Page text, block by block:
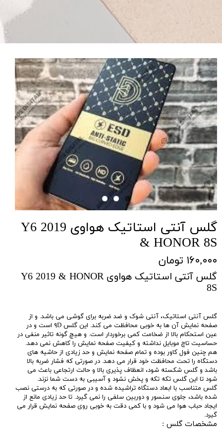
گلس آنتی استاتیک هواوی Y6 2019
& HONOR 8S
۱۶۰,۰۰۰ تومان
گلس آنتی استاتیک هواوی Y6 2019 & HONOR
8S
گلس آنتی استاتیک، آنتی شوک و ضد ضربه برای گوشی می باشد. و از
صفحه نمایش آن ها به خوبی محافظت می کند. این گلس ۹D است و در
عین استحکام بالا از ضخامت کمی برخوردار است. و هیچ گونه تاثیر منفی در
حساسیت تاچ موبایل نداشته و کیفیت صفحه نمایش را کاهش نمی دهد.
هم چنین فول کاور بوده و تمام صفحه نمایش و حد زیادی از حاشیه های
دستگاه را تحت محافظت خود قرار می دهد. در صورتی که فشار ضربه بالا
باشد و گلس شکسته شود، انعظاف پذیری بالا و حالت ارتجاعی باعث می
شود تا این گلس تکه تکه و پخش نشود و آسیبی به دست شما نزند.
گلس متناسب با ابعاد دستگاه تراشیده شده و در صورتی که به درستی نصب
شده باشد، جلوی سنسور و دوربین سلفی را نمی گیرد. تا حد زیادی مانع از
ایجاد حباب هوا می شود و با کمی دقت به خوبی روی صفحه نمایش قرار می
گیرد.
مشخصات گلس :